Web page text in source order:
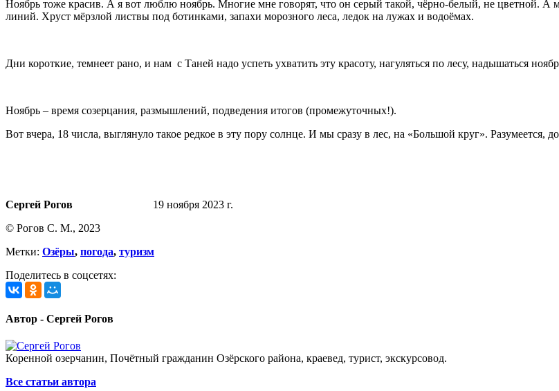
Ноябрь тоже красив. А я вот люблю ноябрь. Многие мне говорят, что он серый такой, чёрно-белый, не цветной. А
линий. Хруст мёрзлой листвы под ботинками, запахи морозного леса, ледок на лужах и водоёмах.
Дни короткие, темнеет рано, и нам с Таней надо успеть ухватить эту красоту, нагуляться по лесу, надышаться
Ноябрь – время созерцания, размышлений, подведения итогов (промежуточных!).
Вот вчера, 18 числа, выглянуло такое редкое в эту пору солнце. И мы сразу в лес, на «Большой круг».
Сергей Рогов
19 ноября 2023 г.
© Рогов С. М., 2023
Метки: Озёры, погода, туризм
Поделитесь в соцсетях:
Автор - Сергей Рогов
Коренной озерчанин, Почётный гражданин Озёрского района, краевед, турист, экскурсовод.
Все статьи автора